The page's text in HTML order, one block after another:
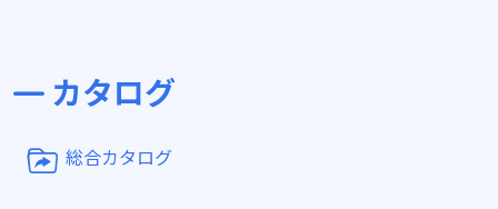
カタログ
総合カタログ